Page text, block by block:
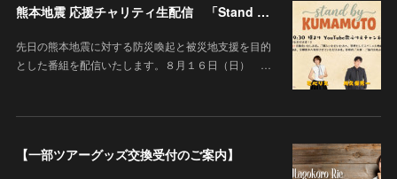
熊本地震 応援チャリティ生配信 「Stand By KUMAMOTO」
先日の熊本地震に対する防災喚起と被災地支援を目的
とした番組を配信いたします。８月１６日（日） …
【一部ツアーグッズ交換受付のご案内】